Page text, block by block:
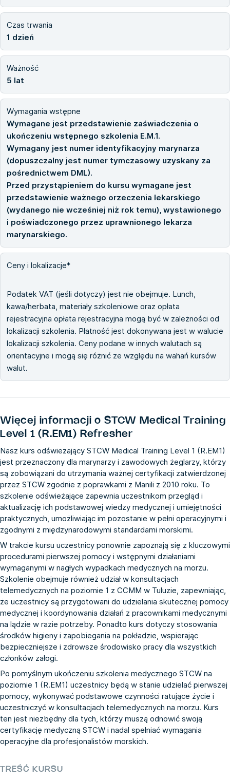
Czas trwania
1 dzień
Ważność
5 lat
Wymagania wstępne
Wymagane jest przedstawienie zaświadczenia o
ukończeniu wstępnego szkolenia E.M.1.
Wymagany jest numer identyfikacyjny marynarza
(dopuszczalny jest numer tymczasowy uzyskany za
pośrednictwem DML).
Przed przystąpieniem do kursu wymagane jest
przedstawienie ważnego orzeczenia lekarskiego
(wydanego nie wcześniej niż rok temu), wystawionego
i poświadczonego przez uprawnionego lekarza
marynarskiego.
Ceny i lokalizacje*
Podatek VAT (jeśli dotyczy) jest nie obejmuje. Lunch,
kawa/herbata, materiały szkoleniowe oraz opłata
rejestracyjna opłata rejestracyjna mogą być w zależności od
lokalizacji szkolenia. Płatność jest dokonywana jest w walucie
lokalizacji szkolenia. Ceny podane w innych walutach są
orientacyjne i mogą się różnić ze względu na wahań kursów
walut.
Więcej informacji oSTCW Medical Training
Level 1 (R.EM1) Refresher
Nasz kurs odświeżający STCW Medical Training Level 1 (R.EM1)
jest przeznaczony dla marynarzy i zawodowych żeglarzy, którzy
są zobowiązani do utrzymania ważnej certyfikacji zatwierdzonej
przez STCW zgodnie z poprawkami z Manili z 2010 roku. To
szkolenie odświeżające zapewnia uczestnikom przegląd i
aktualizację ich podstawowej wiedzy medycznej i umiejętności
praktycznych, umożliwiając im pozostanie w pełni operacyjnymi i
zgodnymi z międzynarodowymi standardami morskimi.
W trakcie kursu uczestnicy ponownie zapoznają się z kluczowymi
procedurami pierwszej pomocy i wstępnymi działaniami
wymaganymi w nagłych wypadkach medycznych na morzu.
Szkolenie obejmuje również udział w konsultacjach
telemedycznych na poziomie 1 z CCMM w Tuluzie, zapewniając,
że uczestnicy są przygotowani do udzielania skutecznej pomocy
medycznej i koordynowania działań z pracownikami medycznymi
na lądzie w razie potrzeby. Ponadto kurs dotyczy stosowania
środków higieny i zapobiegania na pokładzie, wspierając
bezpieczniejsze i zdrowsze środowisko pracy dla wszystkich
członków załogi.
Po pomyślnym ukończeniu szkolenia medycznego STCW na
poziomie 1 (R.EM1) uczestnicy będą w stanie udzielać pierwszej
pomocy, wykonywać podstawowe czynności ratujące życie i
uczestniczyć w konsultacjach telemedycznych na morzu. Kurs
ten jest niezbędny dla tych, którzy muszą odnowić swoją
certyfikację medyczną STCW i nadal spełniać wymagania
operacyjne dla profesjonalistów morskich.
TREŚĆ KURSU